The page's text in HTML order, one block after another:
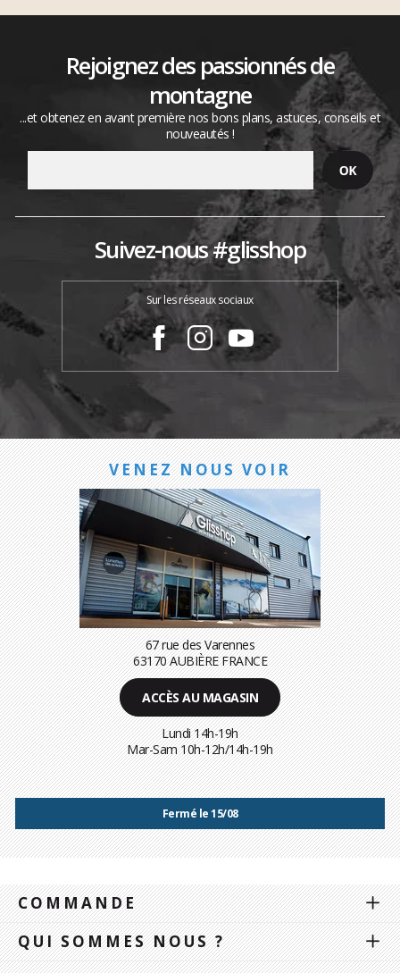
Rejoignez des passionnés de
montagne
...et obtenez en avant première nos bons plans, astuces, conseils et
nouveautés !
Suivez-nous #glisshop
Sur les réseaux sociaux
VENEZ NOUS VOIR
67 rue des Varennes
63170 AUBIÈRE FRANCE
ACCÈS AU MAGASIN
Lundi 14h-19h
Mar-Sam 10h-12h/14h-19h
Fermé le 15/08
COMMANDE
QUI SOMMES NOUS ?